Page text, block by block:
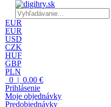
EUR
EUR
USD
CZK
HUF
GBP
PLN
0 | 0.00 €
Prihlásenie
Moje objednávky
Predobjednávky